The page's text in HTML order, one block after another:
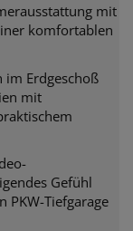
mit
komfortablen
im Erdgeschoß
mit
Gefühl
PKW-Tiefgarage